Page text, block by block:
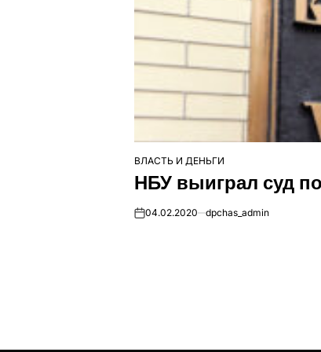
ОПУБЛІКУВАТИ
У
ВЛАСТЬ И ДЕНЬГИ
НБУ выиграл суд
on04.02.2020 dpchas_admin